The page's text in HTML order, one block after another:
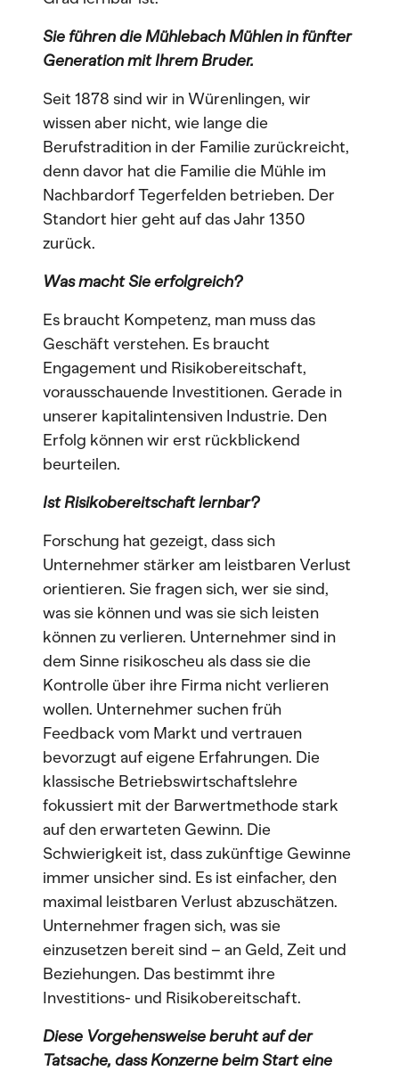
Sie führen die Mühlebach Mühlen in fünfter
Generation mit Ihrem Bruder.
Seit 1878 sind wir in Würenlingen, wir
wissen aber nicht, wie lange die
Berufstradition in der Familie zurückreicht,
denn davor hat die Familie die Mühle im
Nachbardorf Tegerfelden betrieben. Der
Standort hier geht auf das Jahr 1350
zurück.
Was macht Sie erfolgreich?
Es braucht Kompetenz, man muss das
Geschäft verstehen. Es braucht
Engagement und Risikobereitschaft,
vorausschauende Investitionen. Gerade in
unserer kapitalintensiven Industrie. Den
Erfolg können wir erst rückblickend
beurteilen.
Ist Risikobereitschaft lernbar?
Forschung hat gezeigt, dass sich
Unternehmer stärker am leistbaren Verlust
orientieren. Sie fragen sich, wer sie sind,
was sie können und was sie sich leisten
können zu verlieren. Unternehmer sind in
dem Sinne risikoscheu als dass sie die
Kontrolle über ihre Firma nicht verlieren
wollen. Unternehmer suchen früh
Feedback vom Markt und vertrauen
bevorzugt auf eigene Erfahrungen. Die
klassische Betriebswirtschaftslehre
fokussiert mit der Barwertmethode stark
auf den erwarteten Gewinn. Die
Schwierigkeit ist, dass zukünftige Gewinne
immer unsicher sind. Es ist einfacher, den
maximal leistbaren Verlust abzuschätzen.
Unternehmer fragen sich, was sie
einzusetzen bereit sind – an Geld, Zeit und
Beziehungen. Das bestimmt ihre
Investitions- und Risikobereitschaft.
Diese Vorgehensweise beruht auf der
Tatsache, dass Konzerne beim Start eine